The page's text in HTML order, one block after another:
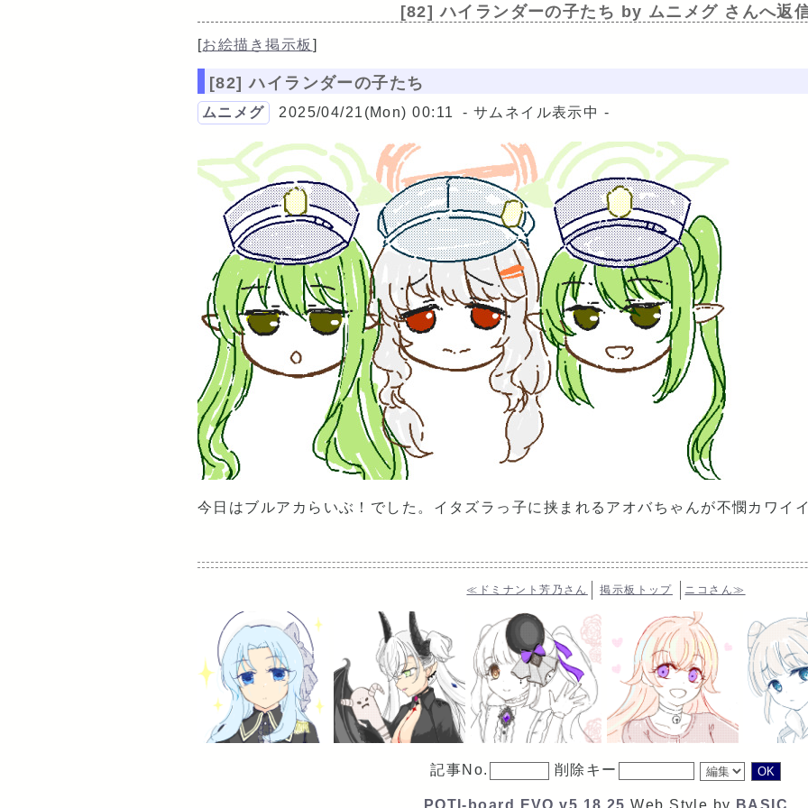
[82] ハイランダーの子たち by ムニメグ さんへ返
[お絵描き掲示板 ]
[82] ハイランダーの子たち
ムニメグ 2025/04/21(Mon) 00:11 - サムネイル表示中 -
今日はブルアカらいぶ！でした。イタズラっ子に挟まれるアオバちゃんが不憫カワイ
≪ドミナント芳乃さん 掲示板トップ ニコさん≫
記事No. 削除キー
POTI-board EVO v5.18.25 Web Style by BASIC